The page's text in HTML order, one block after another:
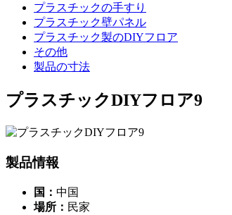
プラスチックの手すり
プラスチック壁パネル
プラスチック製のDIYフロア
その他
製品の寸法
プラスチックDIYフロア9
製品情報
国： 中国
場所： 民家